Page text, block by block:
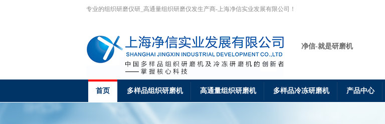
专业的组织研磨仪研_高通量组织研磨仪发生产商-上海净信实业发展有限公司！
净信-就是研磨机
首页 多样品组织研磨机 高通量组织研磨机 多样品冷冻研磨机 产品中心